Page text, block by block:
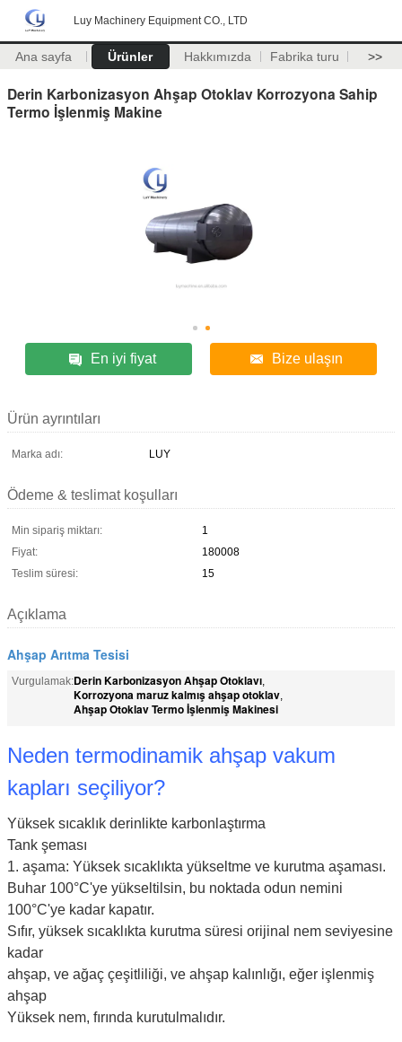
Luy Machinery Equipment CO., LTD
Ana sayfa Ürünler Hakkımızda Fabrika turu >>
Derin Karbonizasyon Ahşap Otoklav Korrozyona Sahip
Termo İşlenmiş Makine
En iyi fiyat Bize ulaşın
Ürün ayrıntıları
Marka adı: LUY
Ödeme & teslimat koşulları
Min sipariş miktarı:
1
Fiyat:
180008
Teslim süresi:
15
Açıklama
Ahşap Arıtma Tesisi
Vurgulamak:Derin Karbonizasyon Ahşap Otoklavı,
Korrozyona maruz kalmış ahşap otoklav,
Ahşap Otoklav Termo İşlenmiş Makinesi
Neden termodinamik ahşap vakum
kapları seçiliyor?
Yüksek sıcaklık derinlikte karbonlaştırma
Tank şeması
1. aşama: Yüksek sıcaklıkta yükseltme ve kurutma aşaması.
Buhar 100°C'ye yükseltilsin, bu noktada odun nemini
100°C'ye kadar kapatır.
Sıfır, yüksek sıcaklıkta kurutma süresi orijinal nem seviyesine
kadar
ahşap, ve ağaç çeşitliliği, ve ahşap kalınlığı, eğer işlenmiş
ahşap
Yüksek nem, fırında kurutulmalıdır.